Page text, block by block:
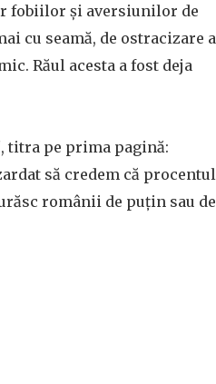
fobiilor şi aversiunilor de
cu seamă, de ostracizare a
Răul acesta a fost deja
, titra pe prima pagină:
să credem că procentul
românii de puţin sau de